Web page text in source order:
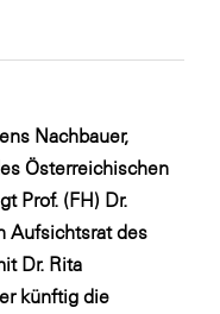
Nachbauer,
Österreichischen
Prof. (FH) Dr.
Aufsichtsrat des
Dr. Rita
künftig die